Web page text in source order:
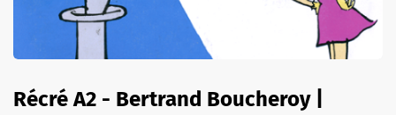
Récré A2 - Bertrand Boucheroy |